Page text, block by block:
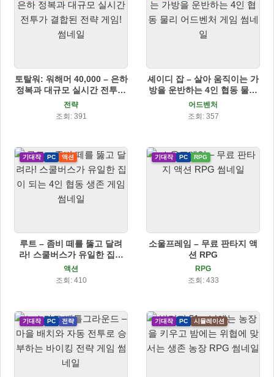
토탈워: 워해머 40,000 – 은하
정복과 대규모 실시간 전투가
결합된 전략 게임!
전략
조회: 391
셰이디 잡 – 살아 움직이는 가
방을 운반하는 4인 협동 물리
어드벤처 게임
어드벤처
조회: 357
기대작 PC 액션
루트 – 좀비 떼를 뚫고 달려
라! 스쿨버스가 유일한 집이
되는 4인 협동 생존 게임
액션
조회: 410
기대작 PC RPG
소울프레임 – 무료 판타지 액
션 RPG
RPG
조회: 433
기대작 PC 전략 기대작 PC 시뮬레이션